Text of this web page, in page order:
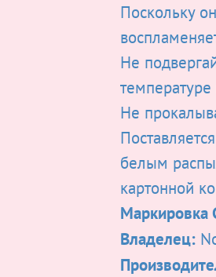
Поскольку
Не
Не
белым
картонной
Маркировка
Владелец: